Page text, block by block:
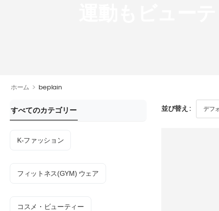
ホーム > beplain
すべてのカテゴリー
K-ファッション
フィットネス(GYM) ウェア
コスメ・ビューティー
並び替え :